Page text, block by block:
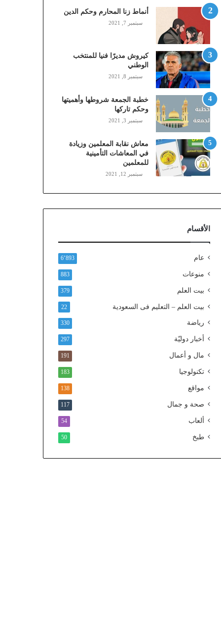
,
م
ا
ي
ل
ي
،
ز
ي
ن
)
ع
ب
ر
ا
ن
ذ
و
ن
ي
ل
م
ح
أنماط زنا المحارم وحكم الدين
سبتمبر 7, 2021
كيروش مديرًا فنيا للمنتخب
الوطني
سبتمبر 8, 2021
خطبة الجمعة شروطها وأهميتها
وحكم تاركها
سبتمبر 3, 2021
معاش نقابة المعلمين وزيادة
في المعاشات التأمينية
للمعلمين
سبتمبر 12, 2021
الأقسام
عام 6٬893
منوعات 883
بيت العلم 379
بيت العلم – التعليم فى السعودية 22
رياضة 330
أخبار دوليّة 297
مال و أعمال 191
تكنولوجيا 183
مواقع 138
صحة و جمال 117
ألعاب 54
طبخ 50